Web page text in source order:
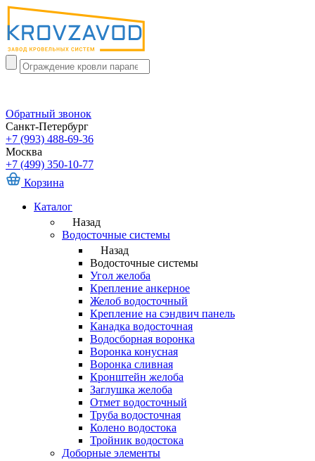
Обратный звонок
Санкт-Петербург
+7 (993) 488-69-36
Москва
+7 (499) 350-10-77
Корзина
Каталог
Назад
Водосточные системы
Назад
Водосточные системы
Угол желоба
Крепление анкерное
Желоб водосточный
Крепление на сэндвич панель
Канадка водосточная
Водосборная воронка
Воронка конусная
Воронка сливная
Кронштейн желоба
Заглушка желоба
Отмет водосточный
Труба водосточная
Колено водостока
Тройник водостока
Доборные элементы